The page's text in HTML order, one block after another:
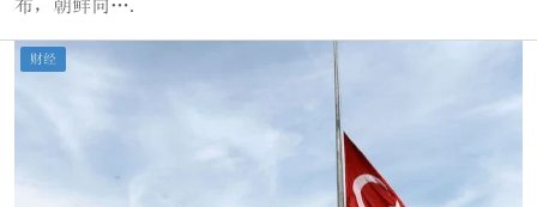
布，朝鲜向….
财经